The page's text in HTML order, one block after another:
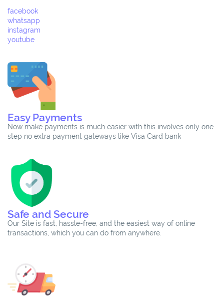
facebook
whatsapp
instagram
youtube
Easy Payments
Now make payments is much easier with this involves only one
step no extra payment gateways like Visa Card bank
Safe and Secure
Our Site is fast, hassle-free, and the easiest way of online
transactions, which you can do from anywhere.